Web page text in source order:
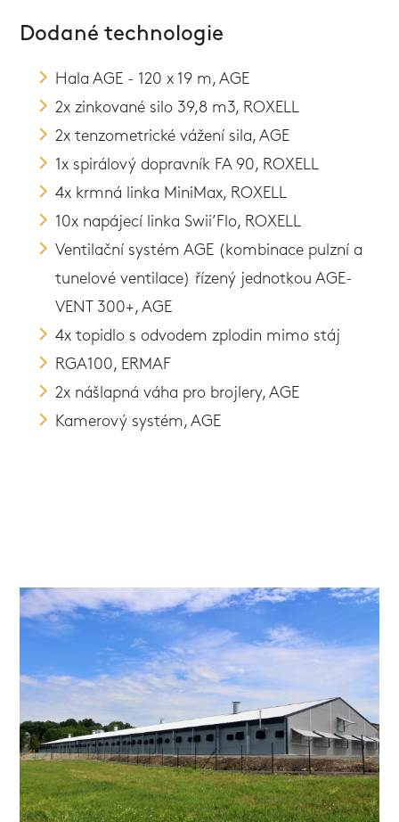
Dodané technologie
Hala AGE - 120 x 19 m, AGE
2x zinkované silo 39,8 m3, ROXELL
2x tenzometrické vážení sila, AGE
1x spirálový dopravník FA 90, ROXELL
4x krmná linka MiniMax, ROXELL
10x napájecí linka Swii’Flo, ROXELL
Ventilační systém AGE (kombinace pulzní a
tunelové ventilace) řízený jednotkou AGE-
VENT 300+, AGE
4x topidlo s odvodem zplodin mimo stáj
RGA100, ERMAF
2x nášlapná váha pro brojlery, AGE
Kamerový systém, AGE